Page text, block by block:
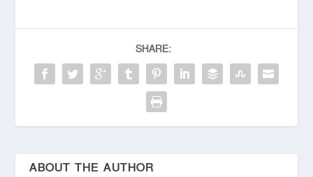
SHARE:
ABOUT THE AUTHOR